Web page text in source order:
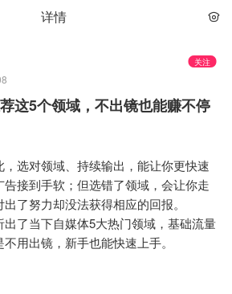
详情
关注
这5个领域，不出镜也能赚不停
选对领域、持续输出，能让你更快速
接到手软；但选错了领域，会让你走
了努力却没法获得相应的回报。
了当下自媒体5大热门领域，基础流量
用出镜，新手也能快速上手。